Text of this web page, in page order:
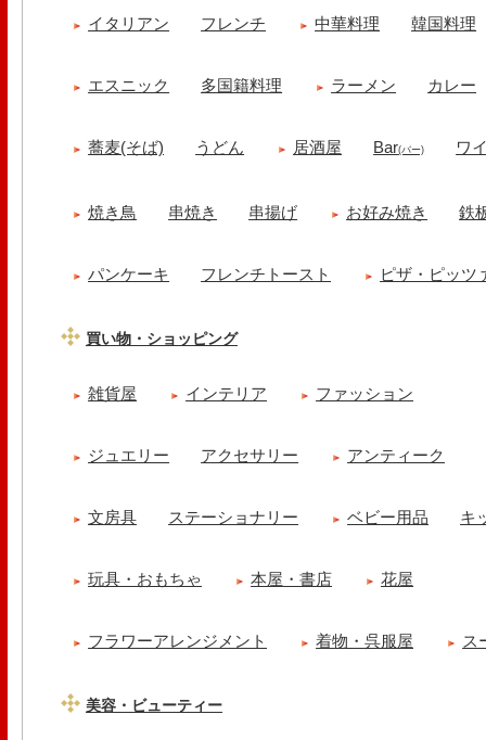
イタリアン フレンチ 中華料理 韓国料理
エスニック 多国籍料理 ラーメン カレー
蕎麦(そば) うどん 居酒屋 Bar(バー) ワ
焼き鳥 串焼き 串揚げ お好み焼き 鉄
パンケーキ フレンチトースト ピザ・ピッツ
買い物・ショッピング
雑貨屋 インテリア ファッション
ジュエリー アクセサリー アンティーク
文房具 ステーショナリー ベビー用品 キ
玩具・おもちゃ 本屋・書店 花屋
フラワーアレンジメント 着物・呉服屋 ス
美容・ビューティー